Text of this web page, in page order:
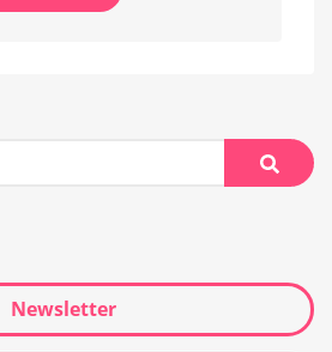
Suche
Newsletter